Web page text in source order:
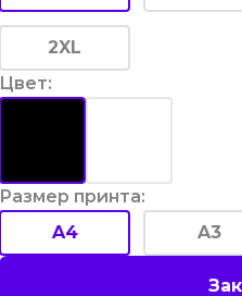
2XL
Цвет:
Размер принта:
A4
A3